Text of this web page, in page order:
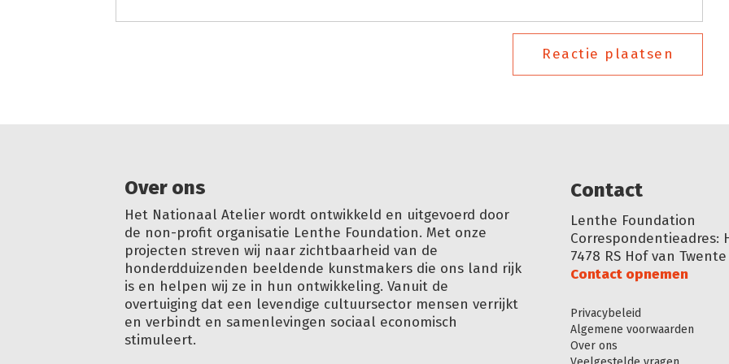
Reactie plaatsen
Over ons
Het Nationaal Atelier wordt ontwikkeld en uitgevoerd door
de non-profit organisatie Lenthe Foundation. Met onze
projecten streven wij naar zichtbaarheid van de
honderdduizenden beeldende kunstmakers die ons land rijk
is en helpen wij ze in hun ontwikkeling. Vanuit de
overtuiging dat een levendige cultuursector mensen verrijkt
en verbindt en samenlevingen sociaal economisch
stimuleert.
Contact
Lenthe Foundation
Correspondentieadres:
7478 RS Hof van Twente
Contact opnemen
Privacybeleid
Algemene voorwaarden
Over ons